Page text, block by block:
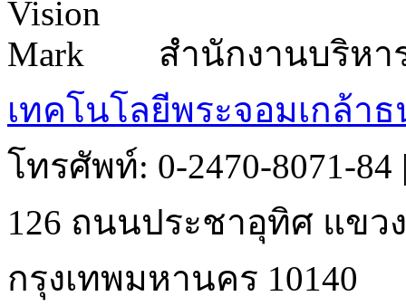
สำนักงานบริห
เทคโนโลยีพระจอมเกล้า
โทรศัพท์: 0-2470-8071-84
126 ถนนประชาอุทิศ แขว
กรุงเทพมหานคร 10140